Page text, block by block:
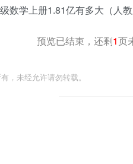
预览已结束，还剩1页
，未经允许请勿转载。